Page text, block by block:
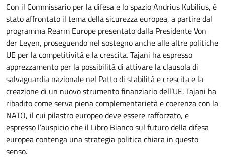
Con il Commissario per la difesa e lo spazio Andrius Kubilius, è
stato affrontato il tema della sicurezza europea, a partire dal
programma Rearm Europe presentato dalla Presidente Von
der Leyen, proseguendo nel sostegno anche alle altre politiche
UE per la competitività e la crescita. Tajani ha espresso
apprezzamento per la possibilità di attivare la clausola di
salvaguardia nazionale nel Patto di stabilità e crescita e la
creazione di un nuovo strumento finanziario dell’UE. Tajani ha
ribadito come serva piena complementarietà e coerenza con la
NATO, il cui pilastro europeo deve essere rafforzato, e
espresso l’auspicio che il Libro Bianco sul futuro della difesa
europea contenga una strategia politica chiara in questo
senso.